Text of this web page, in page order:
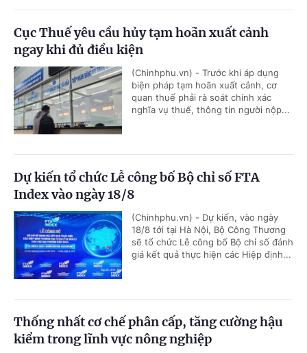
Cục Thuế yêu cầu hủy tạm hoãn xuất cảnh
ngay khi đủ điều kiện
(Chinhphu.vn) - Trước khi áp dụng
biện pháp tạm hoãn xuất cảnh, cơ
quan thuế phải rà soát chính xác
nghĩa vụ thuế, thông tin người nộp...
Dự kiến tổ chức Lễ công bố Bộ chỉ số FTA
Index vào ngày 18/8
(Chinhphu.vn) - Dự kiến, vào ngày
18/8 tới tại Hà Nội, Bộ Công Thương
sẽ tổ chức Lễ công bố Bộ chỉ số đánh
giá kết quả thực hiện các Hiệp định...
Thống nhất cơ chế phân cấp, tăng cường hậu
kiểm trong lĩnh vực nông nghiệp